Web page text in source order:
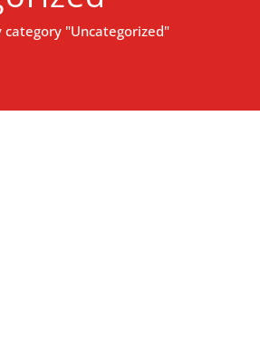
category "Uncategorized"